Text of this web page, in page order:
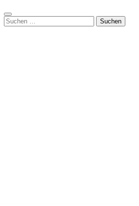
Suchen
nach: